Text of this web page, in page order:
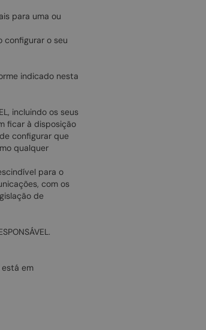
para uma ou
configurar o seu
indicado nesta
incluindo os seus
ficar à disposição
configurar que
qualquer
para o
com os
de
em